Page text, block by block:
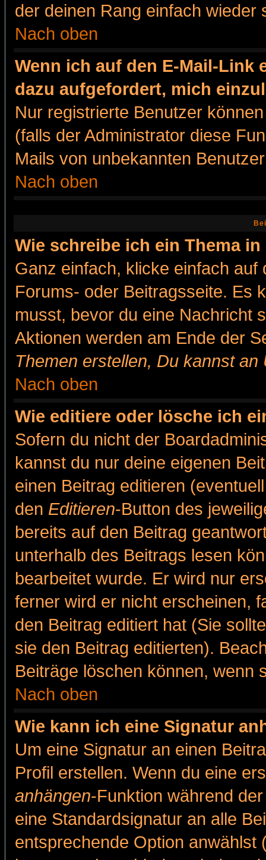
der deinen Rang einfach wieder
Nach oben
Wenn ich auf den E-Mail-Link
dazu aufgefordert, mich
Nur registrierte Benutzer
(falls der Administrator diese
Mails von unbekannten
Nach oben
Wie schreibe ich ein Thema
Ganz einfach, klicke einfach
Forums- oder Beitragsseite. Es
musst, bevor du eine Nachricht
Aktionen werden am Ende der
Themen erstellen, Du kannst
Nach oben
Wie editiere oder lösche ich
Sofern du nicht der
kannst du nur deine eigenen
einen Beitrag editieren
den Editieren-Button des
bereits auf den Beitrag
unterhalb des Beitrags lesen
bearbeitet wurde. Er wird nur
ferner wird er nicht erscheinen,
den Beitrag editiert hat (Sie
sie den Beitrag editierten).
Beiträge löschen können, wenn
Nach oben
Wie kann ich eine Signatur
Um eine Signatur an einen
Profil erstellen. Wenn du eine
anhängen-Funktion während
eine Standardsignatur an alle
entsprechende Option anwählst